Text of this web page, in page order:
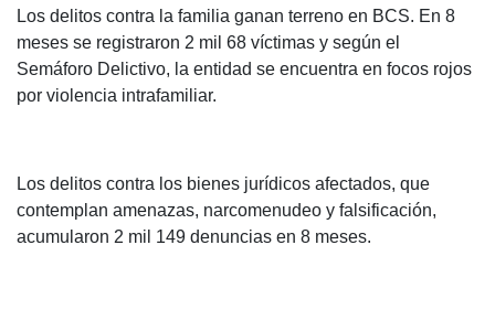
Los delitos contra la familia ganan terreno en BCS. En 8
meses se registraron 2 mil 68 víctimas y según el
Semáforo Delictivo, la entidad se encuentra en focos rojos
por violencia intrafamiliar.
Los delitos contra los bienes jurídicos afectados, que
contemplan amenazas, narcomenudeo y falsificación,
acumularon 2 mil 149 denuncias en 8 meses.